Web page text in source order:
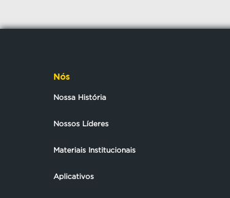
Nós
Nossa História
Nossos Líderes
Materiais Institucionais
Aplicativos